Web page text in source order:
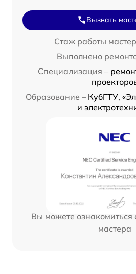
Вызвать
Стаж работы
Выполнено
Специализация –
Образование – КубГТУ,
и
Вы можете ознакомиться
мастера